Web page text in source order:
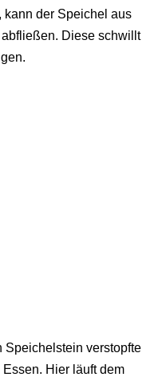
kann der Speichel aus
Diese schwillt
Speichelstein verstopfte
Hier läuft dem